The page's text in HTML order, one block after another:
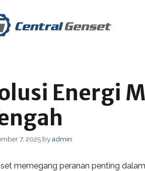
Energi
7, 2025 byadmin
memegang peranan penting